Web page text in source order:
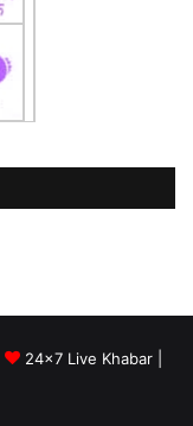
24x7 Live Khabar|